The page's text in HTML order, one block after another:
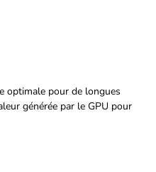
optimale pour de longues
générée par le GPU pour